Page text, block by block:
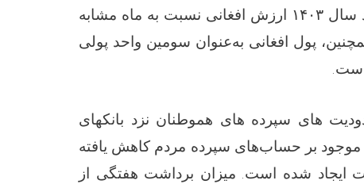
سال ۱۴۰۳ ارزش افغانی نسبت به ماه مشابه
پول افغانی به‌عنوان سومین واحد پولی
است.
های سپرده های هموطنان نزد بانکهای
بر حساب‌های سپرده مردم کاهش یافته
ایجاد شده است. میزان برداشت هفتگی از